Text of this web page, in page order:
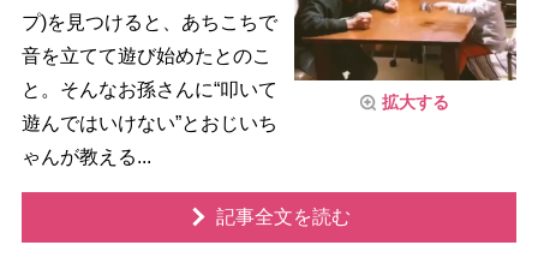
拡大する
プ)を見つけると、あちこちで
音を立てて遊び始めたとのこ
と。そんなお孫さんに“叩いて
遊んではいけない”とおじいち
ゃんが教える...
記事全文を読む